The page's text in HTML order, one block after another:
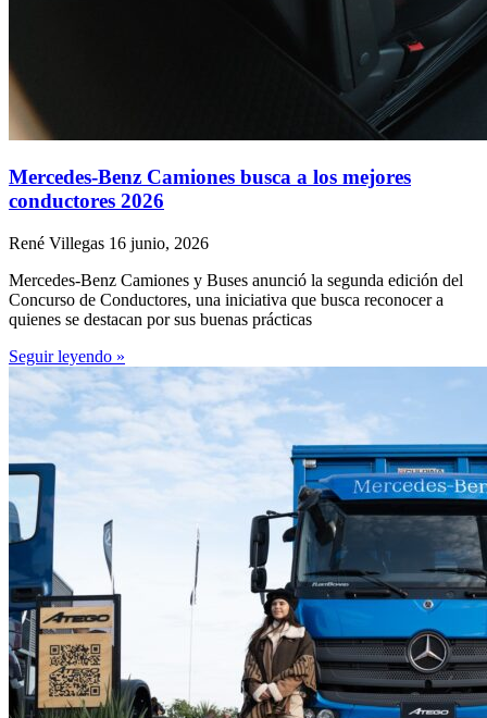
Mercedes-Benz Camiones busca a los mejores
conductores 2026
René Villegas 16 junio, 2026
Mercedes-Benz Camiones y Buses anunció la segunda edición del
Concurso de Conductores, una iniciativa que busca reconocer a
quienes se destacan por sus buenas prácticas
Seguir leyendo »